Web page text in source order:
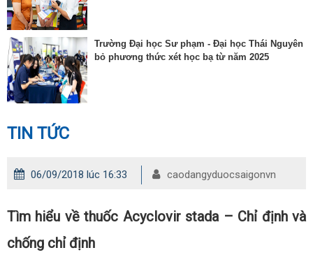
Trường Đại học Sư phạm - Đại học Thái Nguyên
bỏ phương thức xét học bạ từ năm 2025
TIN TỨC
06/09/2018 lúc 16:33 caodangyduocsaigonvn
Tìm hiểu về thuốc Acyclovir stada – Chỉ định và
chống chỉ định